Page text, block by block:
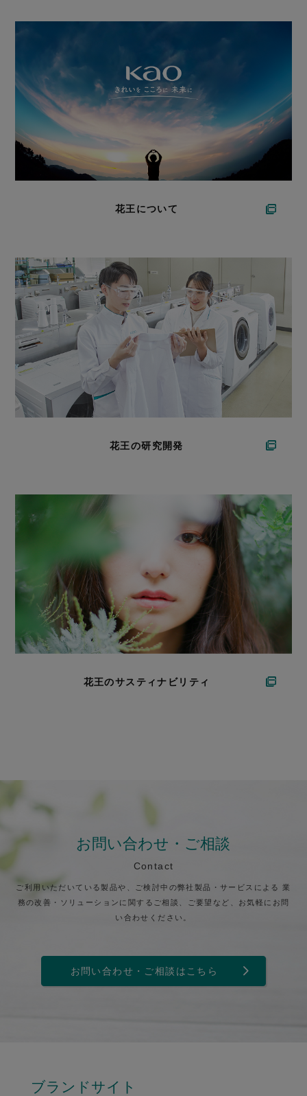
花王について
花王の研究開発
花王のサスティナビリティ
お問い合わせ・ご相談
Contact
ご利用いただいている製品や、ご検討中の弊社製品・サービスによる 業
務の改善・ソリューションに関するご相談、ご要望など、お気軽にお問
い合わせください。
お問い合わせ・ご相談はこちら
ブランドサイト